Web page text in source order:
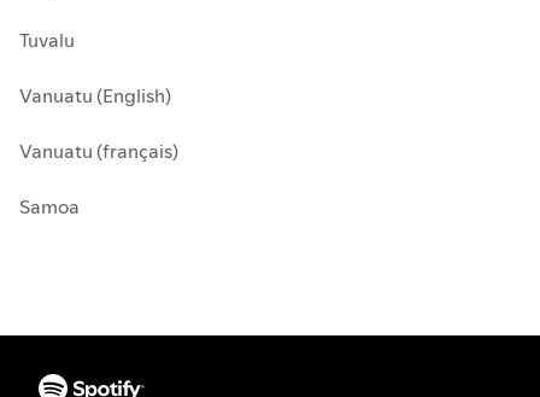
Tuvalu
Vanuatu (English)
Vanuatu (français)
Samoa